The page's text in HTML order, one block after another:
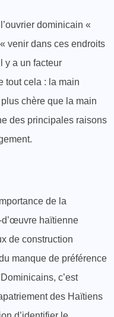
dominicain «
venir dans ces endroits
y a un facteur
tout cela : la main
chère que la main
des principales raisons
de la
haïtienne
de construction
manque de préférence
c’est
des Haïtiens